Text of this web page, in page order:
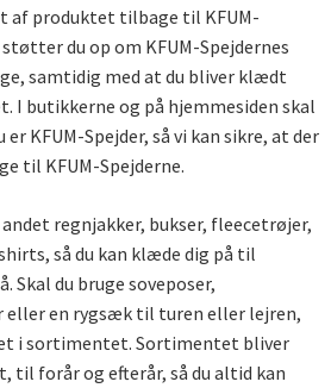
af produktet tilbage til KFUM-
støtter du op om KFUM-Spejdernes
samtidig med at du bliver klædt
I butikkerne og på hjemmesiden skal
KFUM-Spejder, så vi kan sikre, at der
til KFUM-Spejderne.
regnjakker, bukser, fleecetrøjer,
så du kan klæde dig på til
du bruge soveposer,
eller en rygsæk til turen eller lejren,
i sortimentet. Sortimentet bliver
til forår og efterår, så du altid kan